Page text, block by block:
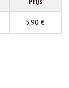
Prijs
5,90 €